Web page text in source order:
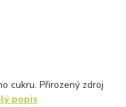
cukru. Přirozený zdroj
popis